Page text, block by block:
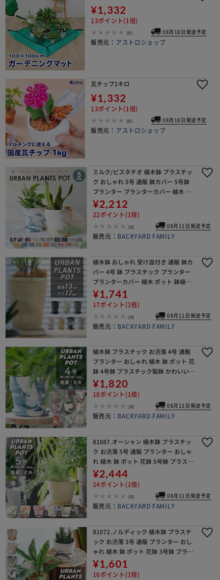
¥1,332
13ポイント(1倍)
(0) 08月18日発送予定
販売元： アストロショップ
瓦チップ1キロ
¥1,332
13ポイント(1倍)
(0) 08月18日発送予定
販売元： アストロショップ
ミルク/ピスタチオ 植木鉢 プラスチッ
ク おしゃれ 5号 通販 鉢カバー 5号鉢
プランター プランターカバー 植木 ポ
ット 鉢植え アーバンプランツポット
軽量 軽い 観葉植物 鉢 受け皿付き 底穴
¥2,212
22ポイント(1倍)
(0) 08月11日発送予定
販売元： BACKYARD FAMILY
植木鉢 おしゃれ 受け皿付き 通販 鉢カ
バー 4号 鉢 プラスチック プランター
プランターカバー 植木 ポット 鉢植え
アーバンプランツポット 軽量 軽い 観
葉植物 底穴あり 花 植物 園芸 インテ
¥1,741
17ポイント(1倍)
(0) 08月11日発送予定
販売元： BACKYARD FAMILY
植木鉢 プラスチック お洒落 4号 通販
プランター おしゃれ 植木 鉢 ポット 花
鉢 4号鉢 プラスチック製鉢 かわいい
可愛い 軽量 軽い 直径 13.5cm アーバ
ンプランツポット ４号 マーブ
¥1,820
18ポイント(1倍)
(0) 08月11日発送予定
販売元： BACKYARD FAMILY
81087.オーシャン 植木鉢 プラスチッ
ク お洒落 5号 通販 プランター おしゃ
れ 植木 鉢 ポット 花鉢 5号鉢 プラスチ
ック製鉢 かわいい 可愛い 軽量 軽い 直
径 16.5cm アーバンプラ
¥2,444
24ポイント(1倍)
(0) 08月11日発送予定
販売元： BACKYARD FAMILY
81072.ノルディック 植木鉢 プラスチ
ック お洒落 3号 通販 プランター おし
ゃれ 植木 鉢 ポット 花鉢 3号鉢 プラス
チック製鉢 かわいい 可愛い 軽量 軽い
直径 10cm アーバンプラン
¥1,601
16ポイント(1倍)